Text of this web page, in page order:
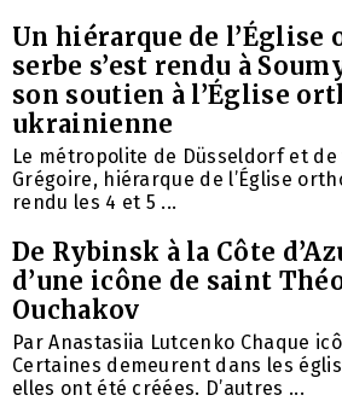
Un hiérarque de l’Église
serbe s’est rendu à
son soutien à l’Église
ukrainienne
Le métropolite de Düsseldorf et de
Grégoire, hiérarque de l’Église
rendu les 4 et 5 ...
De Rybinsk à la Côte
d’une icône de saint
Ouchakov
Par Anastasiia Lutcenko Chaque
Certaines demeurent dans les
elles ont été créées. D’autres ...